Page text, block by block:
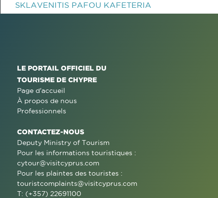
SKLAVENITIS PAFOU KAFETERIA
LE PORTAIL OFFICIEL DU
TOURISME DE CHYPRE
Page d'accueil
À propos de nous
Professionnels
CONTACTEZ-NOUS
Deputy Ministry of Tourism
Pour les informations touristiques :
cytour@visitcyprus.com
Pour les plaintes des touristes :
touristcomplaints@visitcyprus.com
T: (+357) 22691100